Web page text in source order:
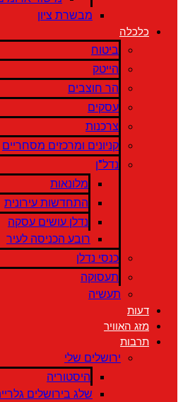
מבשרת ציון
כלכלה
ביטוח
הייטק
הר חוצבים
עסקים
צרכנות
קניונים ומרכזים מסחריים
נדל"ן
מלונאות
התחדשות עירונית
נדלן עושים עסקה
רובע הכניסה לעיר
כנסי נדלן
תעסוקה
תעשיה
דעות
מזג האוויר
תרבות
ירושלים שלי
היסטוריה
שלג בירושלים